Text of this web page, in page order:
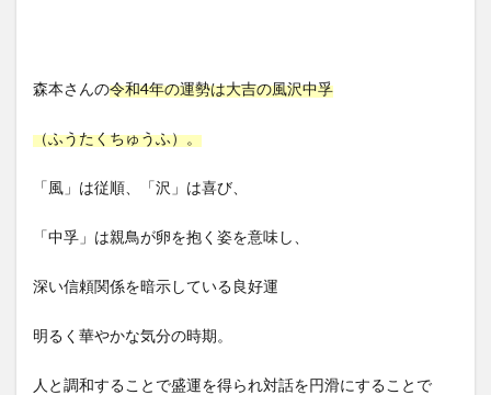
森本さんの令和4年の運勢は大吉の風沢中孚
（ふうたくちゅうふ）。
「風」は従順、「沢」は喜び、
「中孚」は親鳥が卵を抱く姿を意味し、
深い信頼関係を暗示している良好運
明るく華やかな気分の時期。
人と調和することで盛運を得られ対話を円滑にすることで